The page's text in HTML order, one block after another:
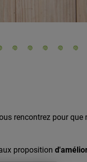
rencontrez pour
proposition